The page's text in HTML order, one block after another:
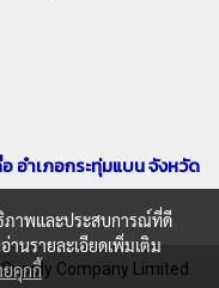
อำเภอกระทุ่มแบน จังหวัด
Company Limited.
ภาพและประสบการณ์ที่ดี
านรายละเอียดเพิ่มเติม
คุกกี้